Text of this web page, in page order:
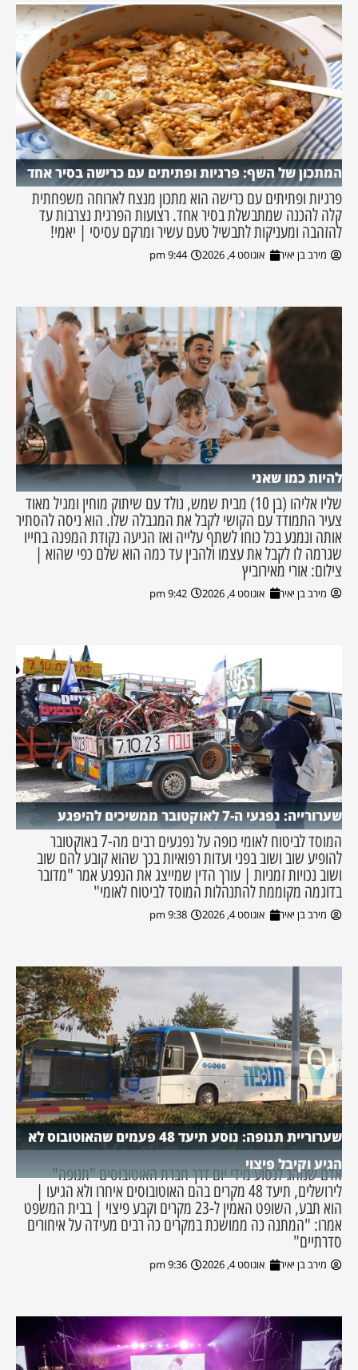
המתכון של השף: פרגיות ופתיתים עם כרישה בסיר אחד
פרגיות ופתיתים עם כרישה הוא מתכון מנצח לארוחה משפחתית
קלה להכנה שמתבשלת בסיר אחד. רצועות הפרגית נצרבות עד
להזהבה ומעניקות לתבשיל טעם עשיר ומרקם עסיסי | יאמי!
מירב בן יאיר אוגוסט 4, 2026 9:44 pm
להיות כמו שאני
שליו אליהו (בן 10) מבית שמש, נולד עם שיתוק מוחין ומגיל מאוד
צעיר התמודד עם הקושי לקבל את המגבלה שלו. הוא ניסה להסתיר
אותה ונמנע בכל כוחו לשתף עלייה ואז הגיעה נקודת המפנה בחייו
שגרמה לו לקבל את עצמו ולהבין עד כמה הוא שלם כפי שהוא |
צילום: אורי מאירוביץ
מירב בן יאיר אוגוסט 4, 2026 9:42 pm
שערורייה: נפגעי ה-7 לאוקטובר ממשיכים להיפגע
המוסד לביטוח לאומי כופה על נפגעים רבים מה-7 באוקטובר
להופיע שוב ושוב בפני ועדות רפואיות בכך שהוא קובע להם שוב
ושוב נכויות זמניות | עורך הדין שמייצג את הנפגע אמר "מדובר
בדוגמה מקוממת להתנהלות המוסד לביטוח לאומי"
מירב בן יאיר אוגוסט 4, 2026 9:38 pm
שערוריית תנופה: נוסע תיעד 48 פעמים שהאוטובוס לא
הגיע וקיבל פיצוי
אדם שנוהג לנסוע מידי יום דרך חברת האוטובוסים "תנופה"
לירושלים, תיעד 48 מקרים בהם האוטובוסים איחרו ולא הגיעו |
הוא תבע, השופט האמין ל-23 מקרים וקבע פיצוי | בבית המשפט
אמרו: "המתנה כה ממושכת במקרים כה רבים מעידה על איחורים
סדרתיים"
מירב בן יאיר אוגוסט 4, 2026 9:36 pm